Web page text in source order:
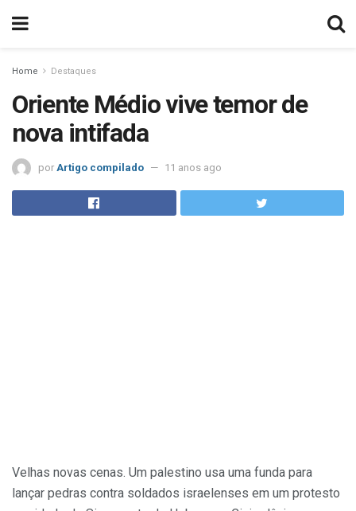
Home Destaques
Oriente Médio vive temor de
nova intifada
por Artigo compilado 11 anos ago
Velhas novas cenas. Um palestino usa uma funda para
lançar pedras contra soldados israelenses em um protesto